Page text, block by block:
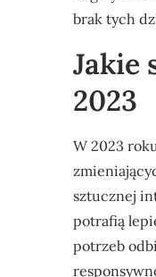
brak tych
Jakie
2023
W 2023
sztucznej
potrafią
potrzeb